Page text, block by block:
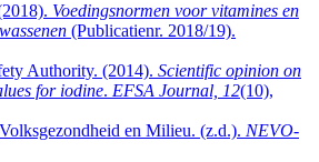
Voedingsnormen voor vitamines en
(Publicatienr. 2018/19).
Authority. (2014). Scientific opinion on
for iodine. EFSA Journal, 12(10),
en Milieu. (z.d.). NEVO-